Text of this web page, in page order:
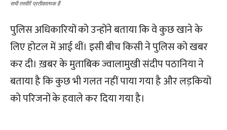
सभी तस्वीरें प्रतीकात्मक हैं
पुलिस अधिकारियों को उन्होंने बताया कि वे कुछ खाने के
लिए होटल में आई थीं। इसी बीच किसी ने पुलिस को खबर
कर दी। ख़बर के मुताबिक ज्वालामुखी संदीप पठानिया ने
बताया है कि कुछ भी गलत नहीं पाया गया है और लड़कियों
को परिजनों के हवाले कर दिया गया है।